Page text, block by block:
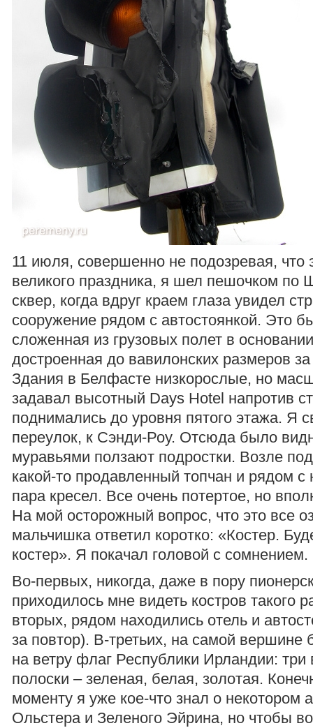
11 июля, совершенно не подозревая, что
великого праздника, я шел пешочком по
сквер, когда вдруг краем глаза увидел
сооружение рядом с автостоянкой. Это
сложенная из грузовых полет в
достроенная до вавилонских размеров
Здания в Белфасте низкорослые, но
задавал высотный Days Hotel напротив
поднимались до уровня пятого этажа. Я
переулок, к Сэнди-Роу. Отсюда было
муравьями ползают подростки. Возле
какой-то продавленный топчан и рядом с
пара кресел. Все очень потертое, но
На мой осторожный вопрос, что это все
мальчишка ответил коротко: «Костер.
костер». Я покачал головой с сомнением.
Во-первых, никогда, даже в пору
приходилось мне видеть костров такого
вторых, рядом находились отель и
за повтор). В-третьих, на самой вершине
на ветру флаг Республики Ирландии: три
полоски – зеленая, белая, золотая.
моменту я уже кое-что знал о некотором
Ольстера и Зеленого Эйрина, но чтобы